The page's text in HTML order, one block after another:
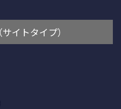
イトタイプ）